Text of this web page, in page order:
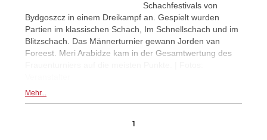
Schachfestivals von
Bydgoszcz in einem Dreikampf an. Gespielt wurden
Partien im klassischen Schach, Im Schnellschach und im
Blitzschach. Das Männerturnier gewann Jorden van
Foreest. Meri Arabidze kam in der Gesamtwertung des
Mehr...
1